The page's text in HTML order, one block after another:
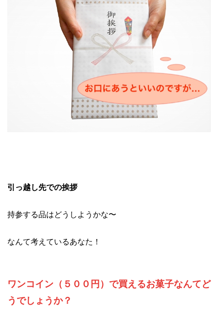
引っ越し先での挨拶
持参する品はどうしようかな〜
なんて考えているあなた！
ワンコイン（５００円）で買えるお菓子なんてど
うでしょうか？